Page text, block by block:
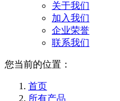
关于我们
加入我们
企业荣誉
联系我们
您当前的位置：
首页
所有产品